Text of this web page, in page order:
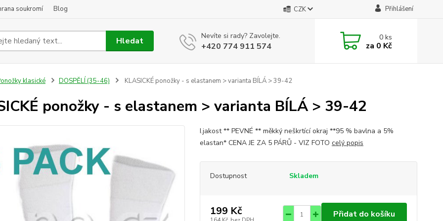
soukromí Blog CZK Přihlášení
Hledat Nevíte si rady? Zavolejte.
+420 774 911 574
0ks
za 0 Kč
klasické DOSPĚLÍ (35-46) KLASICKÉ ponožky - s elastanem > varianta BÍLÁ > 39-42
ponožky - s elastanem > varianta BÍLÁ > 39-42
I.jakost ** PEVNÉ ** měkký neškrtící okraj **95 % bavlna a 5%
elastan* CENA JE ZA 5 PÁRŮ - VIZ FOTO celý popis
Dostupnost Skladem
199 Kč Přidat do košíku